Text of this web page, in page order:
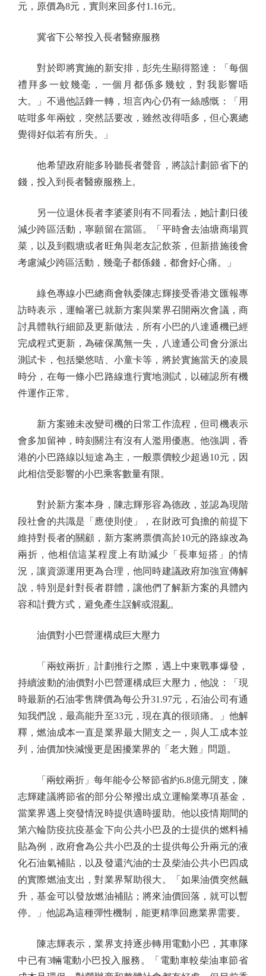
元，原價為8元，實則來回多付1.16元。
冀省下公帑投入長者醫療服務
對於即將實施的新安排，彭先生顯得豁達：「每個
禮拜多一蚊幾毫，一個月都係多幾蚊，對我影響唔
大。」不過他話鋒一轉，坦言內心仍有一絲感慨：「用
咗咁多年兩蚊，突然話要改，雖然改得唔多，但心裏總
覺得好似若有所失。」
他希望政府能多聆聽長者聲音，將該計劃節省下的
錢，投入到長者醫療服務上。
另一位退休長者李婆婆則有不同看法，她計劃日後
減少跨區活動，寧願留在當區。「平時會去油塘商場買
菜，以及到觀塘或者旺角與老友記飲茶，但新措施後會
考慮減少跨區活動，幾毫子都係錢，都會好心痛。」
綠色專線小巴總商會執委陳志輝接受香港文匯報專
訪時表示，運輸署已就新方案與業界召開兩次會議，商
討具體執行細節及更新做法，所有小巴的八達通機已經
完成程式更新，為確保萬無一失，八達通公司會分派出
測試卡，包括樂悠咭、小童卡等，將於實施當天的凌晨
時分，在每一條小巴路線進行實地測試，以確認所有機
件運作正常。
新方案雖未改變司機的日常工作流程，但司機表示
會多加留神，時刻關注有沒有人濫用優惠。他強調，香
港的小巴路線以短途為主，一般票價較少超過10元，因
此相信受影響的小巴乘客數量有限。
對於新方案本身，陳志輝形容為德政，並認為現階
段社會的共識是「應使則使」，在財政可負擔的前提下
維持對長者的關顧，新方案將票價高於10元的路線改為
兩折，他相信這某程度上有助減少「長車短搭」的情
況，讓資源運用更為合理，他同時建議政府加強宣傳解
說，特別是針對長者群體，讓他們了解新方案的具體內
容和計費方式，避免產生誤解或混亂。
油價對小巴營運構成巨大壓力
「兩蚊兩折」計劃推行之際，遇上中東戰事爆發，
持續波動的油價對小巴營運構成巨大壓力，他說：「現
時最新的石油零售牌價為每公升31.97元，石油公司有通
知我們說，最高能升至33元，現在真的很頭痛。」他解
釋，燃油成本一直是業界最大開支之一，與人工成本並
列，油價加快減慢更是困擾業界的「老大難」問題。
「兩蚊兩折」每年能令公帑節省約6.8億元開支，陳
志輝建議將節省的部分公帑撥出成立運輸業專項基金，
當業界遇上突發情況時提供適時援助。他以疫情期間的
第六輪防疫抗疫基金下向公共小巴及的士提供的燃料補
貼為例，政府會為公共小巴及的士提供每公升兩元的液
化石油氣補貼，以及發還汽油的士及柴油公共小巴四成
的實際燃油支出，對業界幫助很大。「如果油價突然飆
升，基金可以發放燃油補貼；將來油價回落，就可以暫
停。」他認為這種彈性機制，能更精準回應業界需要。
陳志輝表示，業界支持逐步轉用電動小巴，其車隊
中已有3輛電動小巴投入服務。「電動車較柴油車節省